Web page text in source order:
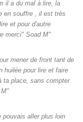
il a du mal à lire, la
en souffre , il est très
et pour d'autre
merci" Soad M"
mener de front tant de
huilée pour lire et faire
ta place, sans compter
pouvais aller plus loin